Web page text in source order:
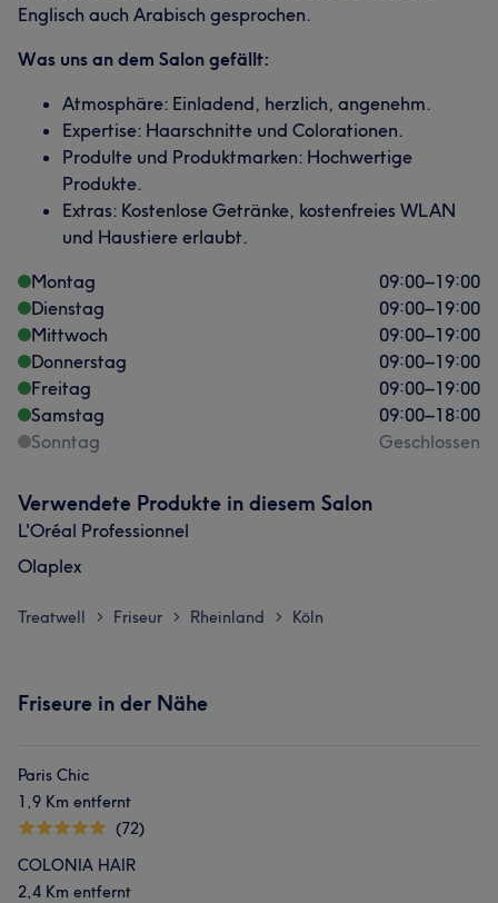
Englisch auch Arabisch gesprochen.
Was uns an dem Salon gefällt:
Atmosphäre: Einladend, herzlich, angenehm.
Expertise: Haarschnitte und Colorationen.
Produlte und Produktmarken: Hochwertige
Produkte.
Extras: Kostenlose Getränke, kostenfreies WLAN
und Haustiere erlaubt.
Montag
09:00–19:00
Dienstag
09:00–19:00
Mittwoch
09:00–19:00
Donnerstag
09:00–19:00
Freitag
09:00–19:00
Samstag
09:00–18:00
Sonntag
Geschlossen
Verwendete Produkte in diesem Salon
L'Oréal Professionnel
Olaplex
Treatwell > Friseur > Rheinland > Köln
Friseure in der Nähe
Paris Chic
1,9 Km entfernt
(72)
COLONIA HAIR
2,4 Km entfernt